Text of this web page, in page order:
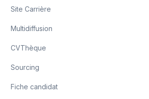
Site Carrière
Multidiffusion
CVThèque
Sourcing
Fiche candidat